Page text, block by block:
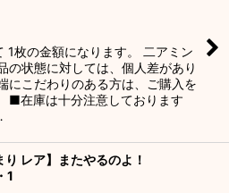
1枚の金額になります。 二アミン
の状態に対しては、個人差があり
にこだわりのある方は、ご購入を
■在庫は十分注意しております
り レア】またやるのよ！
1